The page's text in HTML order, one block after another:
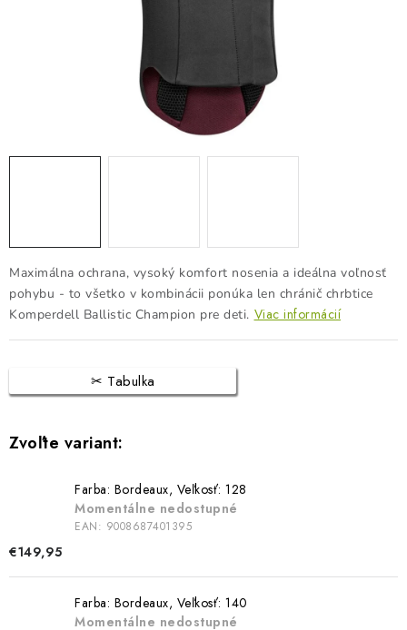
ZNAČKY
Podmienky ochrany osobných údajov
Napíšte nám
Maximálna ochrana, vysoký komfort nosenia a ideálna voľnosť
pohybu - to všetko v kombinácii ponúka len chránič chrbtice
Komperdell Ballistic Champion pre deti. Viac informácií
Tabulka
Farba: Bordeaux, Veľkosť: 128
Momentálne nedostupné
EAN: 9008687401395
€149,95
Farba: Bordeaux, Veľkosť: 140
Momentálne nedostupné